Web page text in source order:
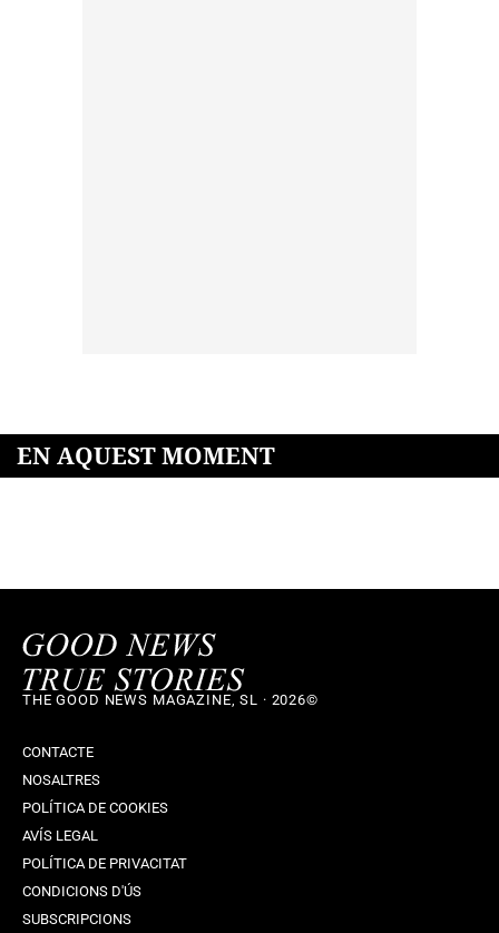
EN AQUEST MOMENT
THE GOOD NEWS MAGAZINE, SL · 2026©
CONTACTE
NOSALTRES
POLÍTICA DE COOKIES
AVÍS LEGAL
POLÍTICA DE PRIVACITAT
CONDICIONS D'ÚS
SUBSCRIPCIONS